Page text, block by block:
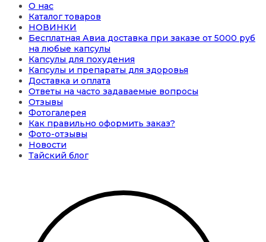
О нас
Каталог товаров
НОВИНКИ
Бесплатная Авиа доставка при заказе от 5000 руб
на любые капсулы
Капсулы для похудения
Капсулы и препараты для здоровья
Доставка и оплата
Ответы на часто задаваемые вопросы
Отзывы
Фотогалерея
Как правильно оформить заказ?
Фото-отзывы
Новости
Тайский блог